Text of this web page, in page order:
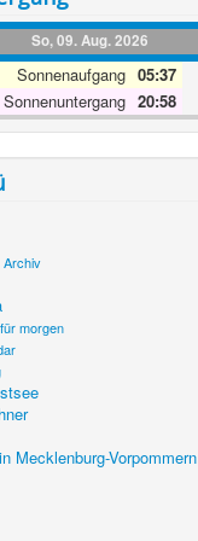
So, 09. Aug. 2026
Sonnenaufgang 05:37
Sonnenuntergang 20:58
Archiv
morgen
Mecklenburg-Vorpommern